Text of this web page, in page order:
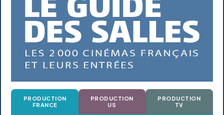
PRODUCTION
FRANCE
PRODUCTION
US
PRODUCTION
TV